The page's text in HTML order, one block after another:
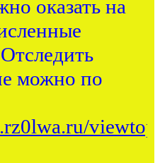
оказать на
можно по